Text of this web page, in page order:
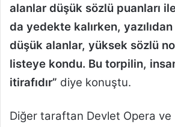
alanlar düşük sözlü puanları
da yedekte kalırken,
düşük alanlar, yüksek sözlü
listeye kondu. Bu torpilin,
itirafıdır” diye konuştu.
Diğer taraftan Devlet Opera ve